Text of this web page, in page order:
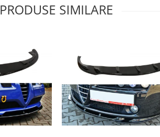
PRODUSE SIMILARE